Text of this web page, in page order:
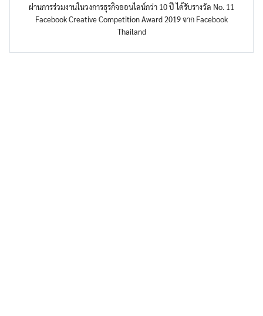
ผ่านการร่วมงานในวงการธุรกิจออนไลน์กว่า 10 ปี ได้รับรางวัล No. 11
Facebook Creative Competition Award 2019 จาก Facebook
Thailand